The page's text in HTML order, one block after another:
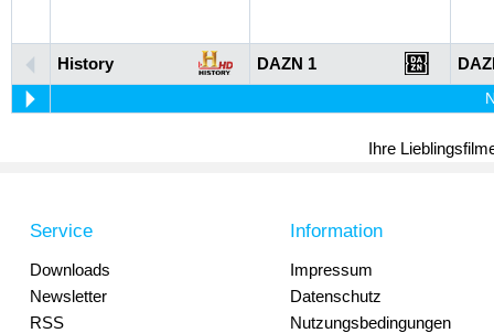
History DAZN 1
Ihre
Service
Downloads
Newsletter
RSS
Information
Impressum
Datenschutz
Nutzungsbedingungen